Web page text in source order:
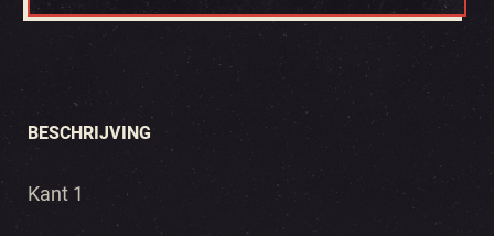
BESCHRIJVING
Kant 1